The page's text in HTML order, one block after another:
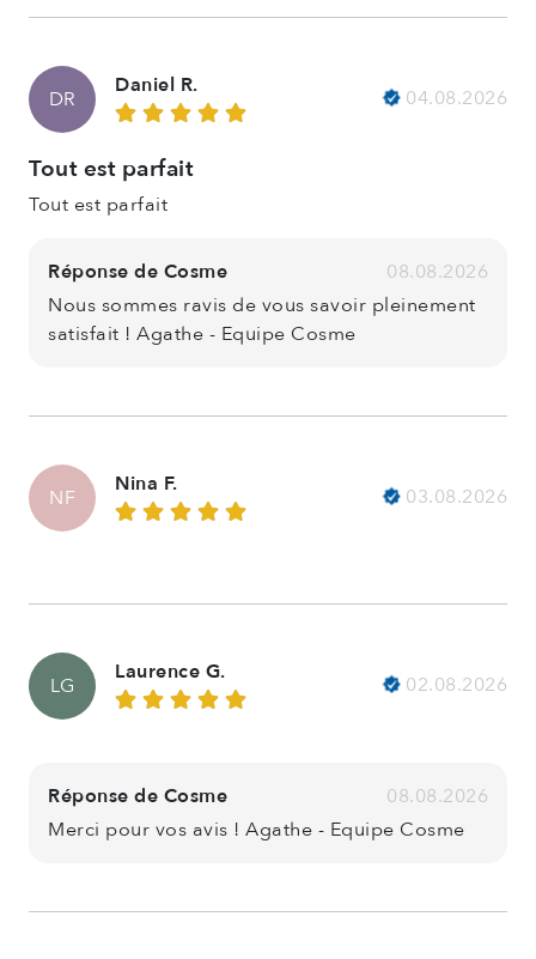
DR
Daniel R.
04.08.2026
Tout est parfait
Tout est parfait
Réponse de Cosme
08.08.2026
Nous sommes ravis de vous savoir pleinement
satisfait ! Agathe - Equipe Cosme
NF
Nina F.
03.08.2026
LG
Laurence G.
02.08.2026
Réponse de Cosme
08.08.2026
Merci pour vos avis ! Agathe - Equipe Cosme